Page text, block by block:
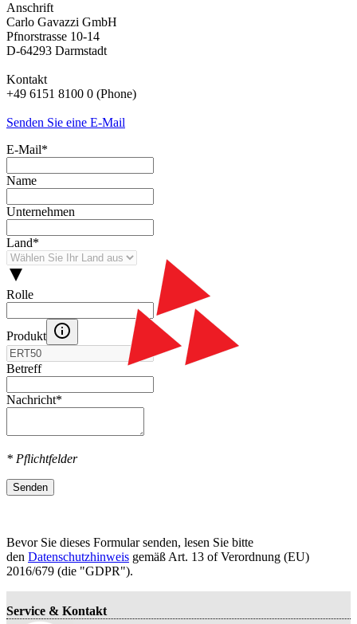
Anschrift
Carlo Gavazzi GmbH
Pfnorstrasse 10-14
D-64293 Darmstadt
Kontakt
+49 6151 8100 0 (Phone)
Senden Sie eine E-Mail
E-Mail*
Name
Unternehmen
Land*
Rolle
Produkt
Betreff
Nachricht*
* Pflichtfelder
Senden
Bevor Sie dieses Formular senden, lesen Sie bitte
den Datenschutzhinweis gemäß Art. 13 оf Verordnung (EU)
2016/679 (die "GDPR").
Service & Kontakt